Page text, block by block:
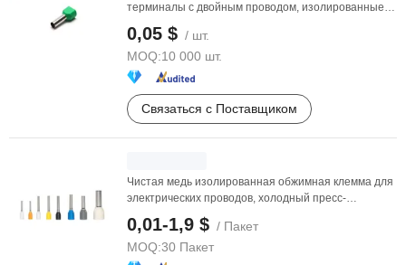
терминалы с двойным проводом, изолированные
соединители
0,05 $ / шт.
MOQ:10 000 шт.
Связаться с Поставщиком
Чистая медь изолированная обжимная клемма для
электрических проводов, холодный пресс-
0,01-1,9 $ / Пакет
MOQ:30 Пакет